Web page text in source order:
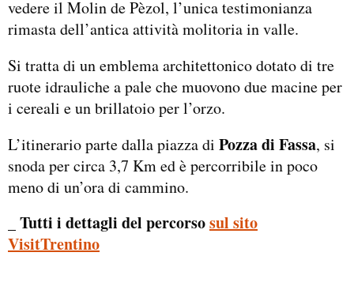
vedere il Molin de Pèzol, l’unica testimonianza
rimasta dell’antica attività molitoria in valle.
Si tratta di un emblema architettonico dotato di tre
ruote idrauliche a pale che muovono due macine per
i cereali e un brillatoio per l’orzo.
L’itinerario parte dalla piazza di Pozza di Fassa, si
snoda per circa 3,7 Km ed è percorribile in poco
meno di un’ora di cammino.
_ Tutti i dettagli del percorsosul sito
VisitTrentino